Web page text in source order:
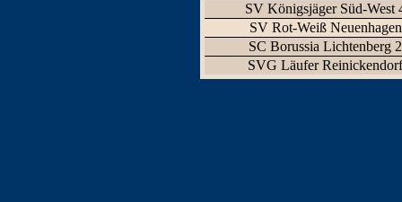
SV Königsjäger Süd-West
SV Rot-Weiß Neuenhagen
SC Borussia Lichtenberg 2
SVG Läufer